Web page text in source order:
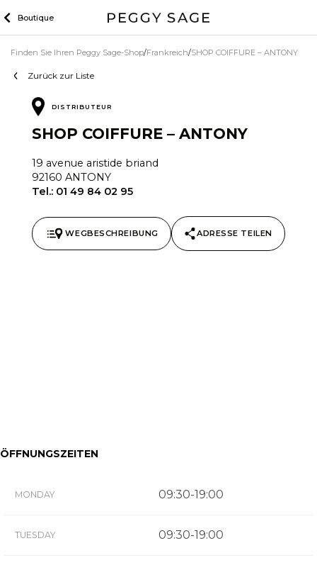
Inhalt
Boutique
Zurück zur Liste
Finden Sie Ihren Peggy Sage-Shop Frankreich SHOP COIFFURE – ANTONY
DISTRIBUTEUR
SHOP COIFFURE – ANTONY
19 avenue aristide briand
92160 ANTONY
Tel.: 01 49 84 02 95
WEGBESCHREIBUNG ADRESSE TEILEN
ÖFFNUNGSZEITEN
MONDAY 09:30-19:00
TUESDAY 09:30-19:00